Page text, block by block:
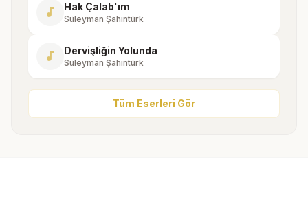
music_note Hak Çalab'ım
Süleyman Şahintürk
music_note Dervişliğin Yolunda
Süleyman Şahintürk
Tüm Eserleri Gör